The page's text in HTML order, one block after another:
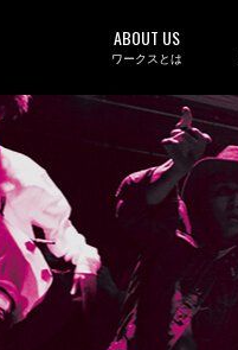
ABOUT US
ワークスとは